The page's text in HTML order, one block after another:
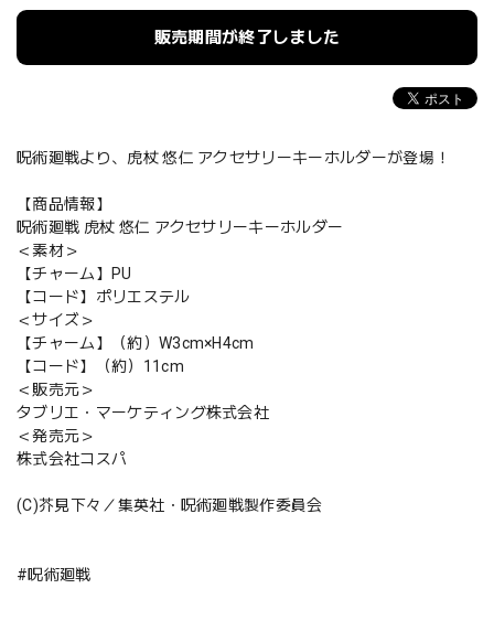
販売期間が終了しました
呪術廻戦より、虎杖 悠仁 アクセサリーキーホルダーが登場！
【商品情報】
呪術廻戦 虎杖 悠仁 アクセサリーキーホルダー
＜素材＞
【チャーム】PU
【コード】ポリエステル
＜サイズ＞
【チャーム】（約）W3cm×H4cm
【コード】（約）11cm
＜販売元＞
タブリエ・マーケティング株式会社
＜発売元＞
株式会社コスパ
(C)芥見下々／集英社・呪術廻戦製作委員会
#呪術廻戦